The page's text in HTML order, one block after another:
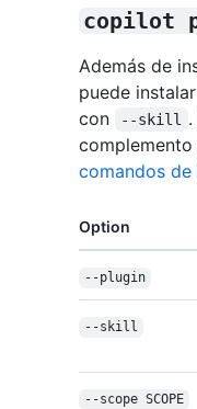
copilot
Además de
puede
con
--skill
comandos
Option
--plugin
--skill
--scope SCOPE